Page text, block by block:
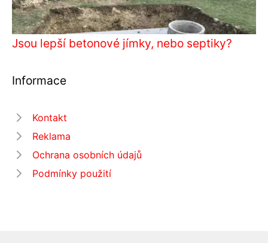
Jsou lepší betonové jímky, nebo septiky?
Informace
Kontakt
Reklama
Ochrana osobních údajů
Podmínky použití